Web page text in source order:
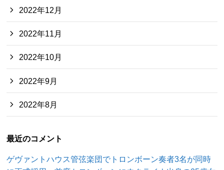
2022年12月
2022年11月
2022年10月
2022年9月
2022年8月
最近のコメント
ゲヴァントハウス管弦楽団でトロンボーン奏者3名が同時